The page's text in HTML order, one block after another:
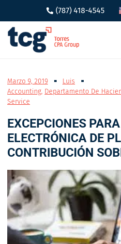
(787) 418-4545
Marzo 9, 2019
Luis
Accounting, Departamento De
Service
EXCEPCIONES
ELECTRÓNICA DE
CONTRIBUCIÓN